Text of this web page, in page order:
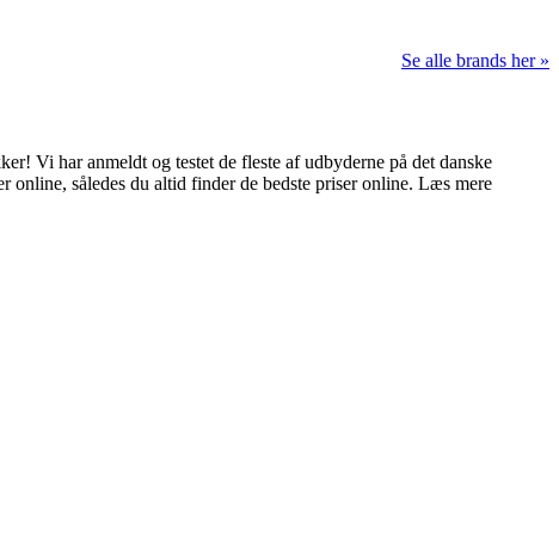
Se alle brands her »
Vi har anmeldt og testet de fleste af udbyderne på det danske
online, således du altid finder de bedste priser online. Læs mere